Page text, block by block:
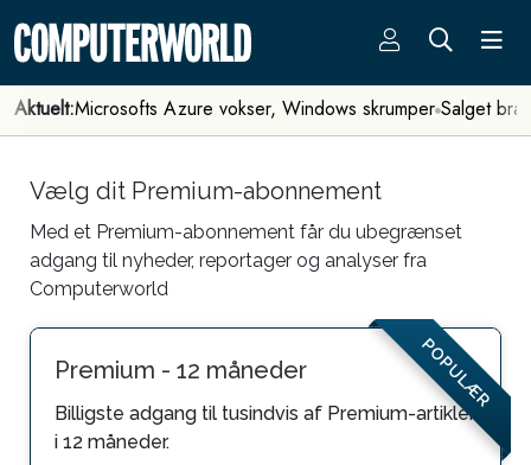
Aktuelt:Microsofts Azure vokser, Windows skrumper Salget
Vælg dit Premium-abonnement
Med et Premium-abonnement får du ubegrænset
adgang til nyheder, reportager og analyser fra
Computerworld
POPULÆR
Premium - 12 måneder
Billigste adgang til tusindvis af Premium-artikler
i 12 måneder.